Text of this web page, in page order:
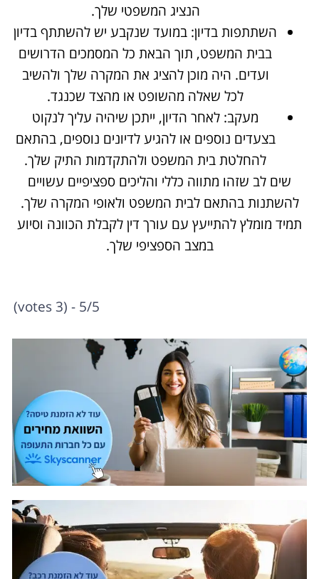
הנציג המשפטי שלך.
השתתפות בדיון: במועד שנקבע יש להשתתף בדיון
בבית המשפט, תוך הבאת כל המסמכים הדרושים
ועדים. היה מוכן להציג את המקרה שלך ולהשיב
לכל שאלה מהשופט או מהצד שכנגד.
מעקב: לאחר הדיון, ייתכן שיהיה עליך לנקוט
בצעדים נוספים או להגיע לדיונים נוספים, בהתאם
להחלטת בית המשפט ולהתקדמות התיק שלך.
שים לב שזהו מתווה כללי והליכים ספציפיים עשויים
להשתנות בהתאם לבית המשפט ולאופי המקרה שלך.
תמיד מומלץ להתייעץ עם עורך דין לקבלת הכוונה וסיוע
במצב הספציפי שלך.
5/5 - (3 votes)